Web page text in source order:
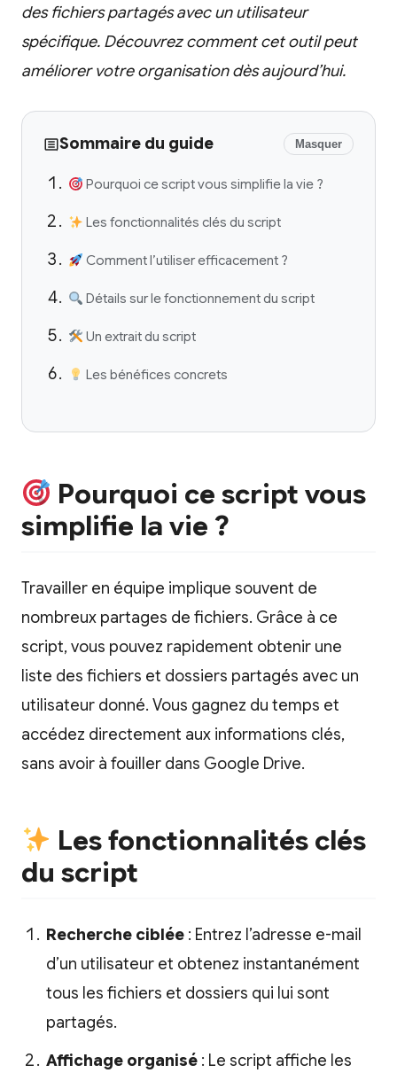
des fichiers partagés avec un utilisateur
spécifique. Découvrez comment cet outil peut
améliorer votre organisation dès aujourd’hui.
Sommaire du guide Masquer
Pourquoi ce script vous simplifie la vie ?
Les fonctionnalités clés du script
Comment l’utiliser efficacement ?
Détails sur le fonctionnement du script
Un extrait du script
Les bénéfices concrets
Pourquoi ce script vous
simplifie la vie ?
Travailler en équipe implique souvent de
nombreux partages de fichiers. Grâce à ce
script, vous pouvez rapidement obtenir une
liste des fichiers et dossiers partagés avec un
utilisateur donné. Vous gagnez du temps et
accédez directement aux informations clés,
sans avoir à fouiller dans Google Drive.
Les fonctionnalités clés
du script
Recherche ciblée : Entrez l’adresse e-mail
d’un utilisateur et obtenez instantanément
tous les fichiers et dossiers qui lui sont
partagés.
Affichage organisé : Le script affiche les